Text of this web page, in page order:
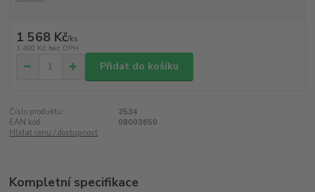
1 568 Kč/ks
1 400 Kč bez DPH
Přidat do košíku
Číslo produktu:
2534
EAN kód:
08003650
Hlídat cenu / dostupnost
Kompletní specifikace